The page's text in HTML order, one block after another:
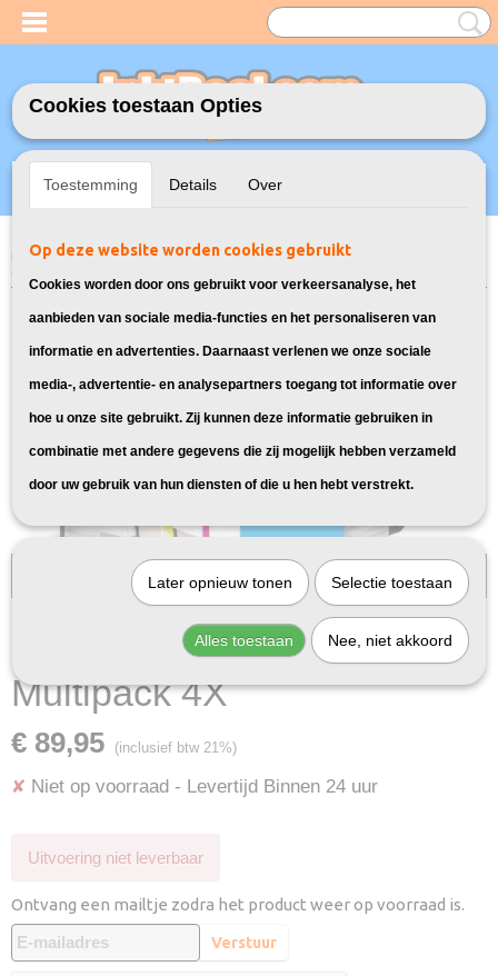
Inloggen Registreren
UW WINKELWAGEN
Home>Inktcartridges >Geschikt voor Brother >Huismerk Brother LC-
Bij InktDeal.com altijd gratis verzending!
Huismerk Brother LC-527
Multipack 4X
€ 89,95 (inclusief btw 21%)
✘ Niet op voorraad - Levertijd Binnen 24 uur
Uitvoering niet leverbaar
Ontvang een mailtje zodra het product weer op voorraad is.
Verstuur
Cookies toestaan Opties
Toestemming Details Over
Op deze website worden cookies gebruikt
Cookies worden door ons gebruikt voor verkeersanalyse, het
aanbieden van sociale media-functies en het personaliseren van
informatie en advertenties. Daarnaast verlenen we onze sociale
media-, advertentie- en analysepartners toegang tot informatie over
hoe u onze site gebruikt. Zij kunnen deze informatie gebruiken in
combinatie met andere gegevens die zij mogelijk hebben verzameld
door uw gebruik van hun diensten of die u hen hebt verstrekt.
Later opnieuw tonen Selectie toestaan
Alles toestaan Nee, niet akkoord